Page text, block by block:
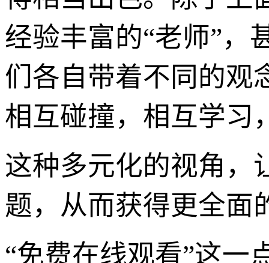
经验丰富的“老师”，
们各自带着不同的观
相互碰撞，相互学习
这种多元化的视角，
题，从而获得更全面
“免费在线观看”这一